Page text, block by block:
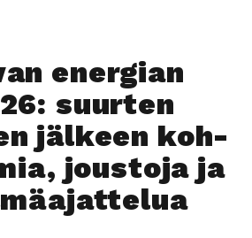
ener­gian
suur­ten
jäl­keen koh­
jous­to­ja ja